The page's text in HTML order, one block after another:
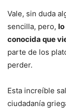
Vale, sin duda
sencilla, pero, lo
conocida que
parte de los
perder.
Esta increíble
ciudadanía